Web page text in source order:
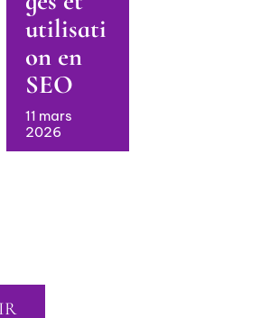
utilisati
on en
SEO
11 mars
2026
: